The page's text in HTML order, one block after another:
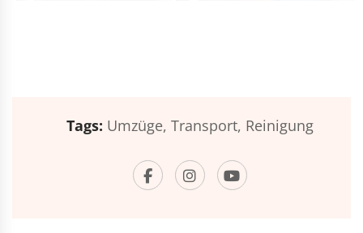
Tags: Umzüge, Transport, Reinigung